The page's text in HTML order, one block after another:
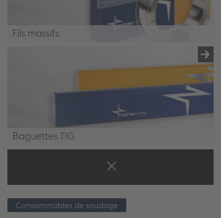
Fils massifs
Baguettes TIG
Consommables de soudage